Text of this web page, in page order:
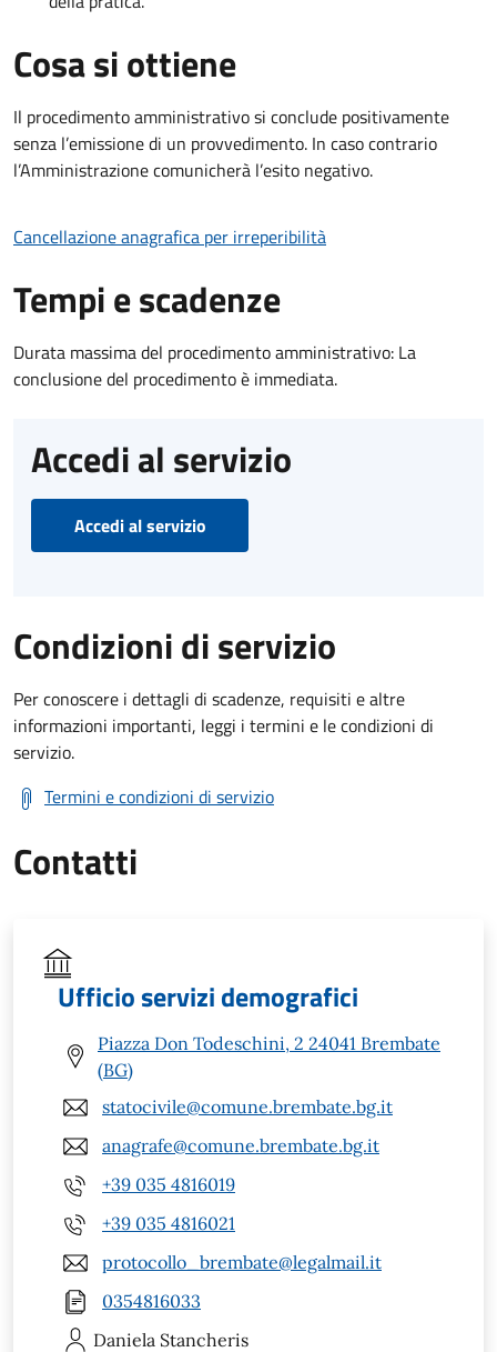
Cosa si ottiene
Il procedimento amministrativo si conclude positivamente
senza l’emissione di un provvedimento. In caso contrario
l’Amministrazione comunicherà l’esito negativo.
Cancellazione anagrafica per irreperibilità
Tempi e scadenze
Durata massima del procedimento amministrativo: La
conclusione del procedimento è immediata.
Accedi al servizio
Accedi al servizio
Condizioni di servizio
Per conoscere i dettagli di scadenze, requisiti e altre
informazioni importanti, leggi i termini e le condizioni di
servizio.
Termini e condizioni di servizio
Contatti
Ufficio servizi demografici
Piazza Don Todeschini, 2 24041 Brembate
(BG)
statocivile@comune.brembate.bg.it
anagrafe@comune.brembate.bg.it
+39 035 4816019
+39 035 4816021
protocollo_brembate@legalmail.it
0354816033
Daniela Stancheris